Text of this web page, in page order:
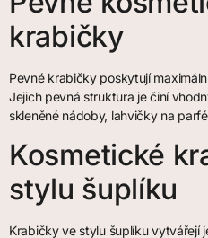
krabičky
Pevné krabičky poskytují
Jejich pevná struktura je činí
skleněné nádoby, lahvičky na
Kosmetické
stylu šuplíku
Krabičky ve stylu šuplíku vytvářejí